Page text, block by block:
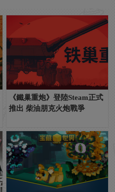
《鐵巢重炮》登陸Steam正式
推出 柴油朋克火炮戰爭